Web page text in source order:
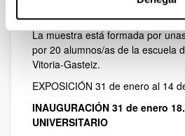
La muestra está formada por
por 20 alumnos/as de la escuela
Vitoria-Gasteiz.
EXPOSICIÓN 31 de enero al 14
INAUGURACIÓN 31 de enero
UNIVERSITARIO